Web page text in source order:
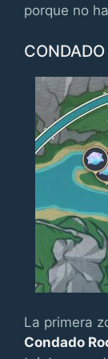
porque no
La primera
Condado